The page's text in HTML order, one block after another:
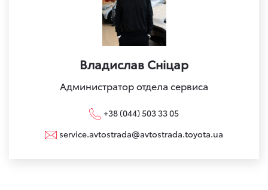
Владислав Сніцар
Администратор отдела сервиса
+38 (044) 503 33 05
service.avtostrada@avtostrada.toyota.ua